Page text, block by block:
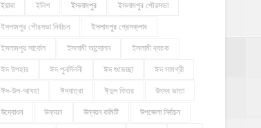
ইয়াবা ইলিশ ইসলামপুর ইসলামপুর পৌরসভা
ইসলামপুর পৌরসভা নির্বাচন ইসলামপুর প্রেসক্লাব
ইসলামপুর সার্কেল ইসলামী আন্দোলন ইসলামী ব্যাংক
ঈদ উপহার ঈদ পুনর্মিলনী ঈদ শুভেচ্ছা ঈদ সামগ্রী
ঈদ-উল-আযহা ঈদযাত্রা ঈদুল ফিতর উৎসব ভাতা
উদ্বোধন উন্নয়ন উন্নয়ন কমিটি উপজেলা নির্বাচন